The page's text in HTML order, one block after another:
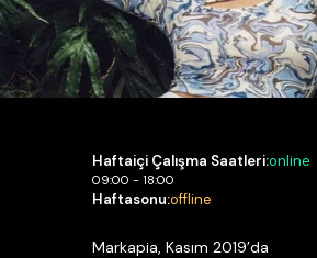
Haftaiçi Çalışma Saatleri:online
09:00 - 18:00
Haftasonu:offline
Markapia, Kasım 2019’da